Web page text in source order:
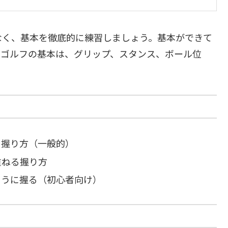
、基本を徹底的に練習しましょう。基本ができて
ルフの基本は、グリップ、スタンス、ボール位
り方（一般的）
る握り方
に握る（初心者向け）